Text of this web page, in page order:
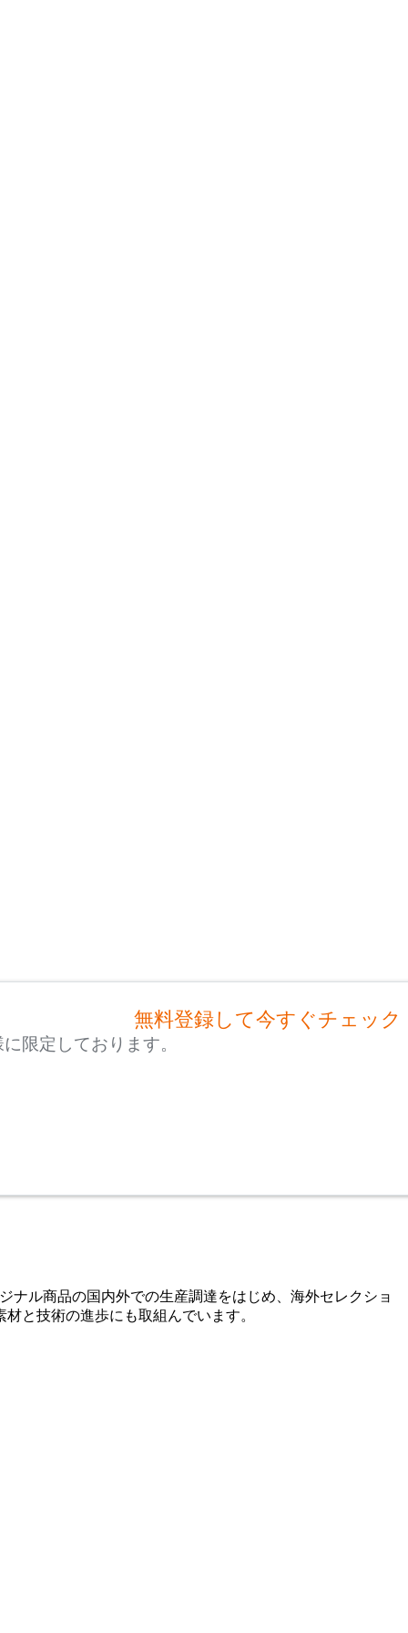
無料登録して今すぐチェック
限定しております。
ナル商品の国内外での生産調達をはじめ、海外セレクショ
と技術の進歩にも取組んでいます。